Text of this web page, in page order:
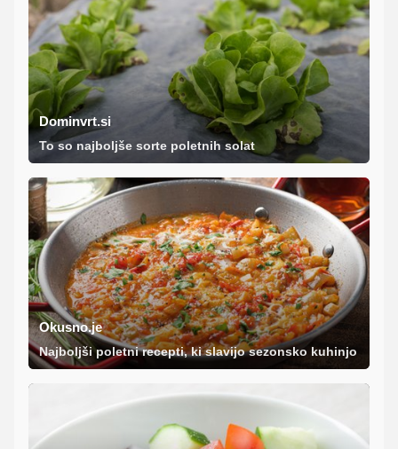
Dominvrt.si
To so najboljše sorte poletnih solat
Okusno.je
Najboljši poletni recepti, ki slavijo sezonsko kuhinjo